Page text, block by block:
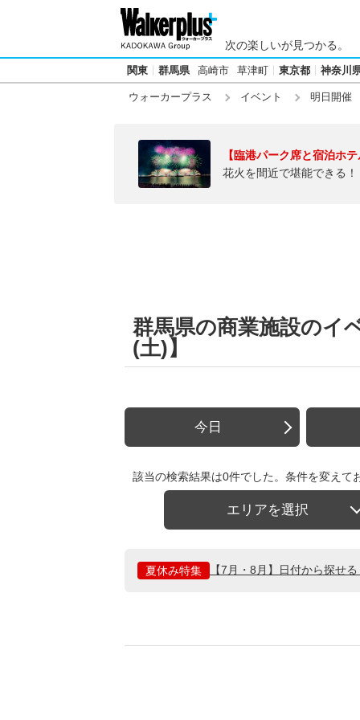
次の楽しいが見つかる。
関東 群馬県 高崎市 草津町 東京都 神奈川
ウォーカープラス イベント 明日開催
【臨港パーク席と宿泊ホ
花火を間近で堪能できる
群馬県の商業施設のイ
(土)】
今日
該当の検索結果は0件でした。条件を変えて
エリアを選択
夏休み特集 【7月・8月】日付から探せ